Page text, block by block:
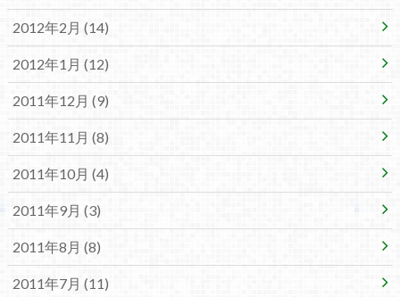
2012年2月 (14)
2012年1月 (12)
2011年12月 (9)
2011年11月 (8)
2011年10月 (4)
2011年9月 (3)
2011年8月 (8)
2011年7月 (11)